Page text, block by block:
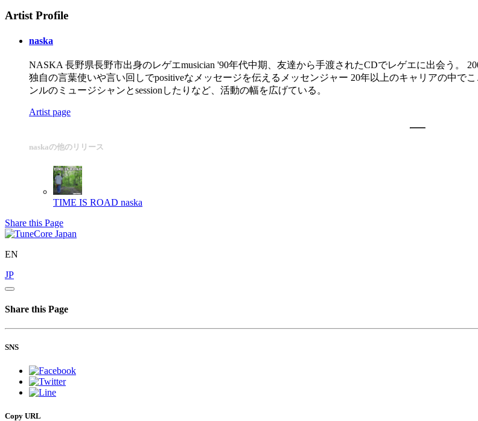
Artist Profile
naska
NASKA 長野県長野市出身のレゲエmusician '90年代中期、友達から手渡されたCDでレゲエに出会う。
独自の言葉使いや言い回しでpositiveなメッセージを伝えるメッセンジャー 20年以上のキャリアの中で
ンルのミュージシャンとsessionしたりなど、活動の幅を広げている。
Artist page
naskaの他のリリース
TIME IS ROAD naska
Share this Page
EN
JP
Share this Page
SNS
Copy URL